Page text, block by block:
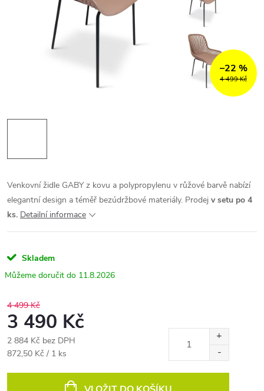
4 499 Kč
–22 %
Venkovní židle GABY z kovu a polypropylenu v růžové barvě nabízí
elegantní design a téměř bezúdržbové materiály. Prodej v setu po 4
ks. Detailní informace
Skladem
11.8.2026
4 499 Kč
3 490 Kč
2 884 Kč bez DPH
Měrná
872,50 Kč / 1 ks